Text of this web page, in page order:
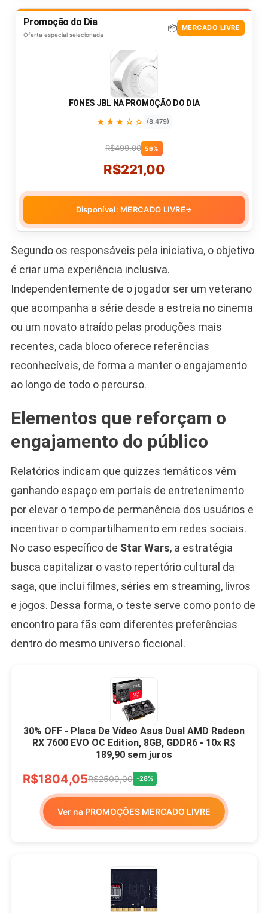
Promoção do Dia
Oferta especial selecionada
📦 MERCADO LIVRE
FONES JBL NA PROMOÇÃO DO DIA
★★★☆☆ (8.479)
R$499,00 56%
R$221,00
Disponível: MERCADO LIVRE→
Segundo os responsáveis pela iniciativa, o objetivo
é criar uma experiência inclusiva.
Independentemente de o jogador ser um veterano
que acompanha a série desde a estreia no cinema
ou um novato atraído pelas produções mais
recentes, cada bloco oferece referências
reconhecíveis, de forma a manter o engajamento
ao longo de todo o percurso.
Elementos que reforçam o
engajamento do público
Relatórios indicam que quizzes temáticos vêm
ganhando espaço em portais de entretenimento
por elevar o tempo de permanência dos usuários e
incentivar o compartilhamento em redes sociais.
No caso específico de Star Wars, a estratégia
busca capitalizar o vasto repertório cultural da
saga, que inclui filmes, séries em streaming, livros
e jogos. Dessa forma, o teste serve como ponto de
encontro para fãs com diferentes preferências
dentro do mesmo universo ficcional.
30% OFF - Placa De Vídeo Asus Dual AMD Radeon
RX 7600 EVO OC Edition, 8GB, GDDR6 - 10x R$
189,90 sem juros
R$1804,05R$2509,00 -28%
Ver na PROMOÇÕES MERCADO LIVRE